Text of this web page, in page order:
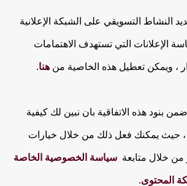
النشاط التسويقي على الشبكة الإعلانية
الإعلانات التي تستهدف الاهتمامات
، ويمكن تعطيل هذه الخاصية من هنا.
بنود هذه الاتفاقية بان نبين لك كيفية
، حيث يمكنك فعل ذلك من خلال خيارات
من خلال متابعة سياسة الخصوصية الخاصة
.